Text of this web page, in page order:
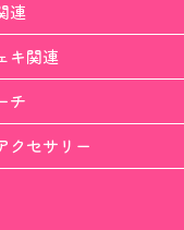
連
キ関連
チ
クセサリー